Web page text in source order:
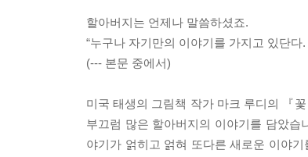
할아버지는 언제나 말씀하셨죠.
“누구나 자기만의 이야기를 가지고 있단
(--- 본문 중에서)
미국 태생의 그림책 작가 마크 루디의 『
부끄럼 많은 할아버지의 이야기를 담았
야기가 얽히고 얽혀 또다른 새로운 이야